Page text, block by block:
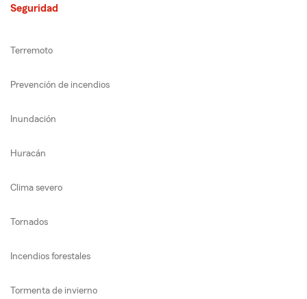
Seguridad
Terremoto
Prevención de incendios
Inundación
Huracán
Clima severo
Tornados
Incendios forestales
Tormenta de invierno